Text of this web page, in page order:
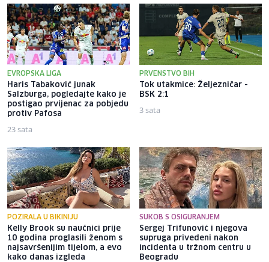
EVROPSKA LIGA
Haris Tabaković junak
Salzburga, pogledajte kako je
postigao prvijenac za pobjedu
protiv Pafosa
23 sata
PRVENSTVO BIH
Tok utakmice: Željezničar -
BSK 2:1
3 sata
POZIRALA U BIKINIJU
Kelly Brook su naučnici prije
10 godina proglasili ženom s
najsavršenijim tijelom, a evo
kako danas izgleda
SUKOB S OSIGURANJEM
Sergej Trifunović i njegova
supruga privedeni nakon
incidenta u tržnom centru u
Beogradu